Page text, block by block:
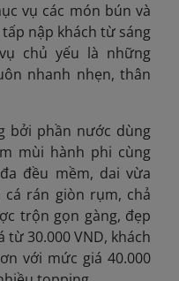
vụ các món bún và
nập khách từ sáng
chủ yếu là những
nhanh nhẹn, thân
bởi phần nước dùng
mùi hành phi cùng
đều mềm, dai vừa
cá rán giòn rụm, chả
trộn gọn gàng, đẹp
30.000 VND, khách
với mức giá 40.000